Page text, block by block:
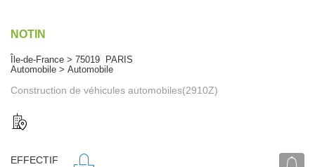
NOTIN
Île-de-France > 75019 PARIS
Automobile > Automobile
Construction de véhicules automobiles(2910Z)
EFFECTIF